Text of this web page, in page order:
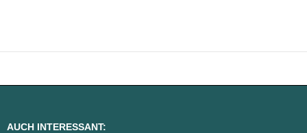
AUCH INTERESSANT: